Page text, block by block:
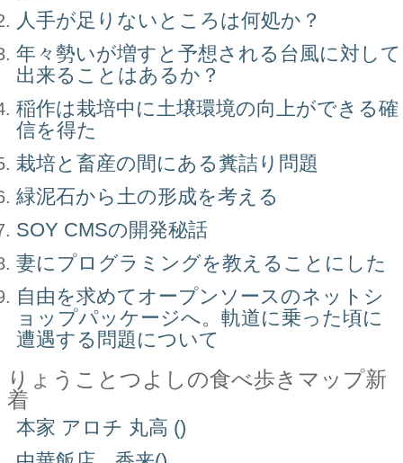
人手が足りないところは何処か？
年々勢いが増すと予想される台風に対して
出来ることはあるか？
稲作は栽培中に土壌環境の向上ができる確
信を得た
栽培と畜産の間にある糞詰り問題
緑泥石から土の形成を考える
SOY CMSの開発秘話
妻にプログラミングを教えることにした
自由を求めてオープンソースのネットシ
ョップパッケージへ。軌道に乗った頃に
遭遇する問題について
りょうことつよしの食べ歩きマップ新
着
本家 アロチ 丸高 ()